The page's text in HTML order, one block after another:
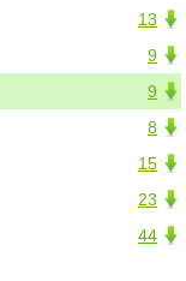
13
9
9
8
15
23
44